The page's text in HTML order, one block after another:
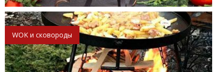
WOK и сковороды